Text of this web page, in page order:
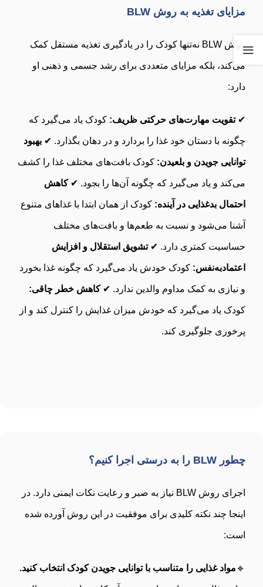
مزایای تغذیه به روش BLW
روش BLW نه‌تنها کودک را در یادگیری تغذیه مستقل کمک
می‌کند، بلکه مزایای متعددی برای رشد جسمی و ذهنی او
دارد:
✔تقویت مهارت‌های حرکتی ظریف: کودک یاد می‌گیرد که
چگونه با دستان خود غذا را بردارد و در دهان بگذارد. ✔ بهبود
توانایی جویدن و بلعیدن: کودک بافت‌های مختلف غذا را کشف
می‌کند و یاد می‌گیرد که چگونه آن‌ها را بجود. ✔کاهش
احتمال بدغذایی در آینده: کودک از همان ابتدا با غذاهای متنوع
آشنا می‌شود و نسبت به طعم‌ها و بافت‌های مختلف
حساسیت کمتری دارد. ✔تشویق استقلال و افزایش
اعتمادبه‌نفس: کودک خودش یاد می‌گیرد که چگونه غذا بخورد
و نیازی به کمک مداوم والدین ندارد. ✔کاهش خطر چاقی:
کودک یاد می‌گیرد که خودش میزان غذایش را کنترل کند و از
پرخوری جلوگیری کند.
چطور BLW را به درستی اجرا کنیم؟
اجرای روش BLW نیاز به صبر و رعایت نکات ایمنی دارد. در
اینجا چند نکته کلیدی برای موفقیت در این روش آورده شده
است:
🔹 مواد غذایی را متناسب با توانایی جویدن کودک انتخاب کنید.